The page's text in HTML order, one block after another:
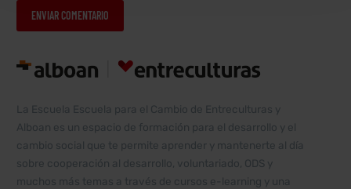
ENVIAR COMENTARIO
La Escuela Escuela para el Cambio de Entreculturas y
Alboan es un espacio de formación para el desarrollo y el
cambio social que te permite aprender y mantenerte al día
sobre cooperación al desarrollo, voluntariado, ODS y
muchos más temas a través de cursos e-learning y una